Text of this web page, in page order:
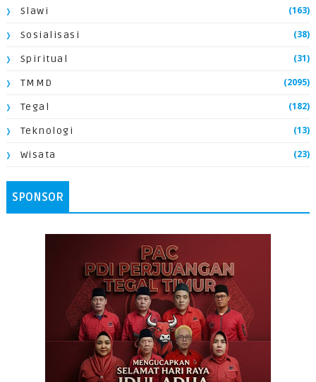
Slawi (163)
Sosialisasi (38)
Spiritual (31)
TMMD (2095)
Tegal (182)
Teknologi (13)
Wisata (23)
SPONSOR